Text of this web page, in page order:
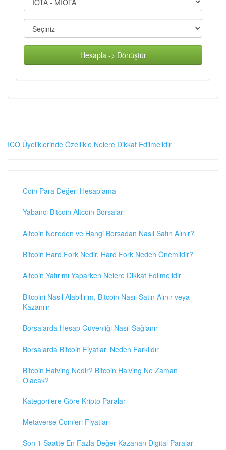
Hesapla -> Dönüştür
ICO Üyeliklerinde Özellikle Nelere Dikkat Edilmelidir
Coin Para Değeri Hesaplama
Yabancı Bitcoin Altcoin Borsaları
Altcoin Nereden ve Hangi Borsadan Nasıl Satın Alınır?
Bitcoin Hard Fork Nedir, Hard Fork Neden Önemlidir?
Altcoin Yatırımı Yaparken Nelere Dikkat Edilmelidir
Bitcoini Nasıl Alabilirim, Bitcoin Nasıl Satın Alınır veya
Kazanılır
Borsalarda Hesap Güvenliği Nasıl Sağlanır
Borsalarda Bitcoin Fiyatları Neden Farklıdır
Bitcoin Halving Nedir? Bitcoin Halving Ne Zaman
Olacak?
Kategorilere Göre Kripto Paralar
Metaverse Coinleri Fiyatları
Son 1 Saatte En Fazla Değer Kazanan Digital Paralar